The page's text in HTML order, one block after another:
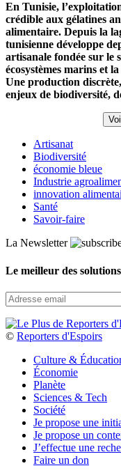
En Tunisie,
crédible aux gélatines
alimentaire. Depuis la
tunisienne développe
artisanale fondée sur le
écosystèmes marins et
Une production
enjeux de biodiversité,
Artisanat
Biodiversité
économie bleue
Industrie
innovation
Santé
Savoir-faire
La Newsletter
Le meilleur des
© Reporters d'Espoirs
Culture &
Économie
Planète
Sciences & Tech
Société
Je propose une
Je propose un
J’effectue une
Faire un don